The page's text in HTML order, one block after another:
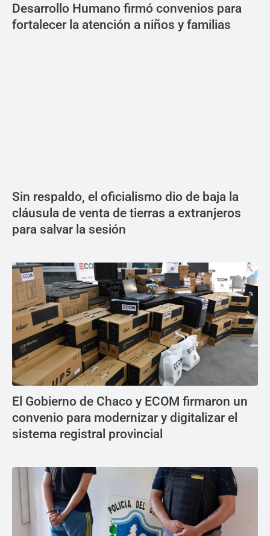
Desarrollo Humano firmó convenios para
fortalecer la atención a niños y familias
Sin respaldo, el oficialismo dio de baja la
cláusula de venta de tierras a extranjeros
para salvar la sesión
El Gobierno de Chaco y ECOM firmaron un
convenio para modernizar y digitalizar el
sistema registral provincial